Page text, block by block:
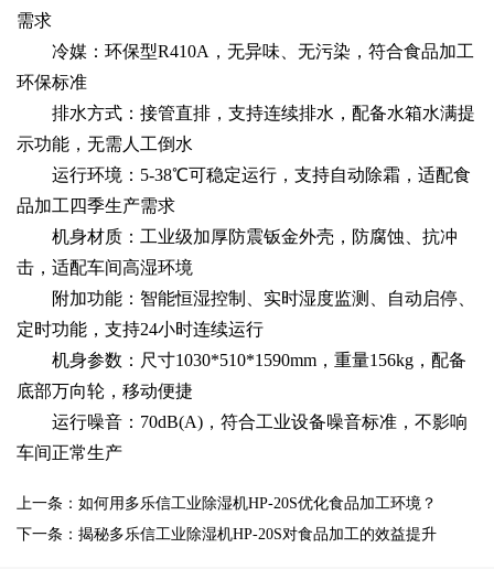
需求
冷媒：环保型R410A，无异味、无污染，符合食品加工
环保标准
排水方式：接管直排，支持连续排水，配备水箱水满提
示功能，无需人工倒水
运行环境：5-38℃可稳定运行，支持自动除霜，适配食
品加工四季生产需求
机身材质：工业级加厚防震钣金外壳，防腐蚀、抗冲
击，适配车间高湿环境
附加功能：智能恒湿控制、实时湿度监测、自动启停、
定时功能，支持24小时连续运行
机身参数：尺寸1030*510*1590mm，重量156kg，配备
底部万向轮，移动便捷
运行噪音：70dB(A)，符合工业设备噪音标准，不影响
车间正常生产
上一条：如何用多乐信工业除湿机HP-20S优化食品加工环境？
下一条：揭秘多乐信工业除湿机HP-20S对食品加工的效益提升